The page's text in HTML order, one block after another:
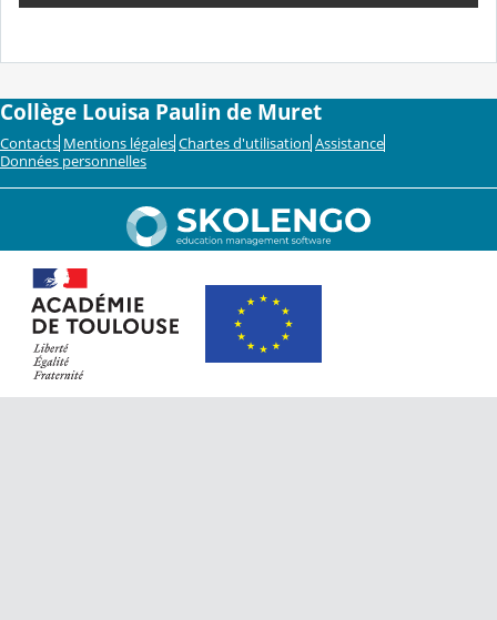
Collège Louisa Paulin de Muret
Contacts Mentions légales Chartes d'utilisation Assistance
Données personnelles